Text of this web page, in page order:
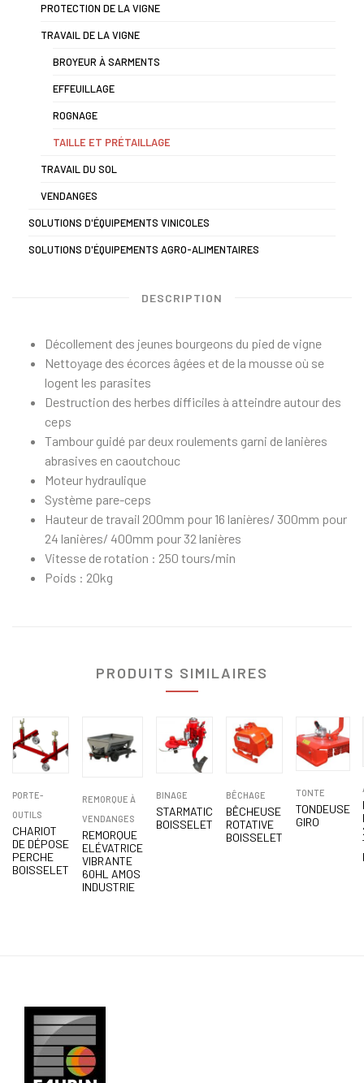
PROTECTION DE LA VIGNE
TRAVAIL DE LA VIGNE
BROYEUR À SARMENTS
EFFEUILLAGE
ROGNAGE
TAILLE ET PRÉTAILLAGE
TRAVAIL DU SOL
VENDANGES
SOLUTIONS D'ÉQUIPEMENTS VINICOLES
SOLUTIONS D'ÉQUIPEMENTS AGRO-ALIMENTAIRES
DESCRIPTION
Décollement des jeunes bourgeons du pied de vigne
Nettoyage des écorces âgées et de la mousse où se
logent les parasites
Destruction des herbes difficiles à atteindre autour des
ceps
Tambour guidé par deux roulements garni de lanières
abrasives en caoutchouc
Moteur hydraulique
Système pare-ceps
Hauteur de travail 200mm pour 16 lanières/ 300mm pour
24 lanières/ 400mm pour 32 lanières
Vitesse de rotation : 250 tours/min
Poids : 20kg
PRODUITS SIMILAIRES
PORTE-
OUTILS
CHARIOT
DE DÉPOSE
PERCHE
BOISSELET
REMORQUE À
VENDANGES
REMORQUE
ELÉVATRICE
VIBRANTE
60HL AMOS
INDUSTRIE
BINAGE
STARMATIC
BOISSELET
BÊCHAGE
BÊCHEUSE
ROTATIVE
BOISSELET
TONTE
TONDEUSE
GIRO